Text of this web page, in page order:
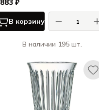
883 ₽
В корзину
В наличии 195 шт.